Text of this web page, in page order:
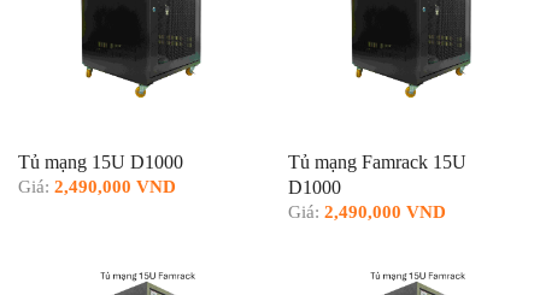
Tủ mạng 15U D1000
Giá: 2,490,000 VND
Tủ mạng Famrack 15U
D1000
Giá: 2,490,000 VND